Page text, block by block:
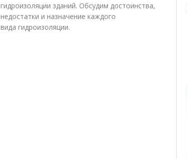
гидроизоляции зданий. Обсудим достоинства,
недостатки и назначение каждого
вида гидроизоляции.